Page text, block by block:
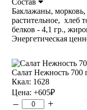
Баклажаны, морковь,
растительное, хлеб
белков - 4,1 гр.,
Энергетическая
Салат Нежность 700
Ккал: 1628
Цена: +605₽
– +